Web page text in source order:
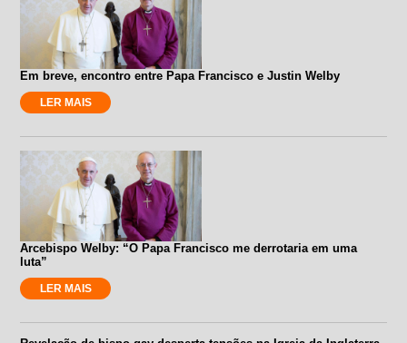
Em breve, encontro entre Papa Francisco e Justin Welby
LER MAIS
Arcebispo Welby: “O Papa Francisco me derrotaria em uma
luta”
LER MAIS